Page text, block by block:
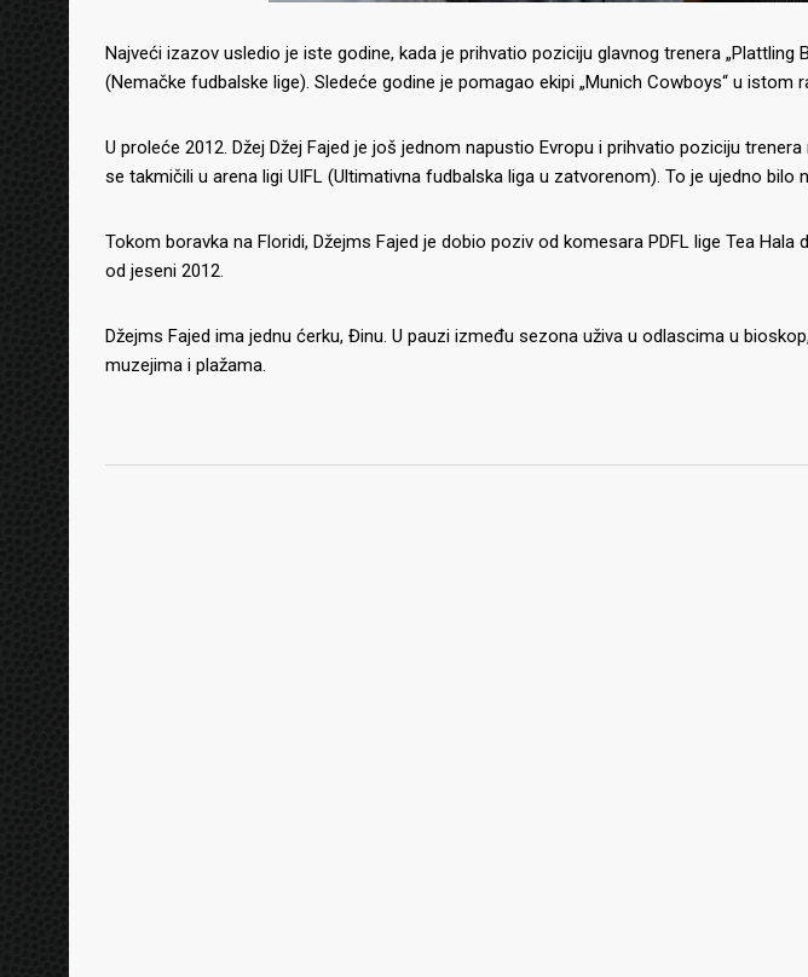
Najveći izazov usledio je iste godine, kada je prihvatio poziciju glavnog trenera „Plattling
(Nemačke fudbalske lige). Sledeće godine je pomagao ekipi „Munich Cowboys“ u istom
U proleće 2012. Džej Džej Fajed je još jednom napustio Evropu i prihvatio poziciju trenera
se takmičili u arena ligi UIFL (Ultimativna fudbalska liga u zatvorenom). To je ujedno bilo
Tokom boravka na Floridi, Džejms Fajed je dobio poziv od komesara PDFL lige Tea Hala
od jeseni 2012.
Džejms Fajed ima jednu ćerku, Đinu. U pauzi između sezona uživa u odlascima u
muzejima i plažama.